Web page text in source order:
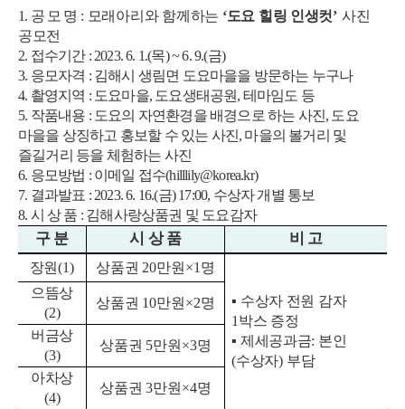
1. 공 모 명 : 모래아리와 함께하는 ‘도요 힐링 인생컷’ 사진
공모전
2. 접수기간 : 2023. 6. 1.(목) ~ 6. 9.(금)
3. 응모자격 : 김해시 생림면 도요마을을 방문하는 누구나
4. 촬영지역 : 도요마을, 도요생태공원, 테마임도 등
5. 작품내용 : 도요의 자연환경을 배경으로 하는 사진, 도요
마을을 상징하고 홍보할 수 있는 사진, 마을의 볼거리 및
즐길거리 등을 체험하는 사진
6. 응모방법 : 이메일 접수(hilllily@korea.kr)
7. 결과발표 : 2023. 6. 16.(금) 17:00, 수상자 개별 통보
8. 시 상 품 : 김해사랑상품권 및 도요감자
구 분 시 상 품 비 고
장원(1) 상품권 20만원 ×1 명
▪ 수상자 전원 감자
1 박스 증정
▪ 제세공과금: 본인
(수상자) 부담
으뜸상
(2)
상품권 10만원 ×2명
버금상
(3)
상품권 5만원 ×3명
아차상
(4)
상품권3만원 ×4명